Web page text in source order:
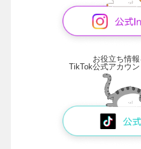
お役立ち情報
TikTok公式アカウ